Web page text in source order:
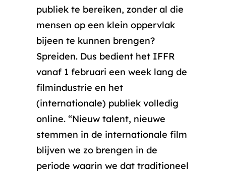
publiek te bereiken, zonder al die
mensen op een klein oppervlak
bijeen te kunnen brengen?
Spreiden. Dus bedient het IFFR
vanaf 1 februari een week lang de
filmindustrie en het
(internationale) publiek volledig
online. “Nieuw talent, nieuwe
stemmen in de internationale film
blijven we zo brengen in de
periode waarin we dat traditioneel